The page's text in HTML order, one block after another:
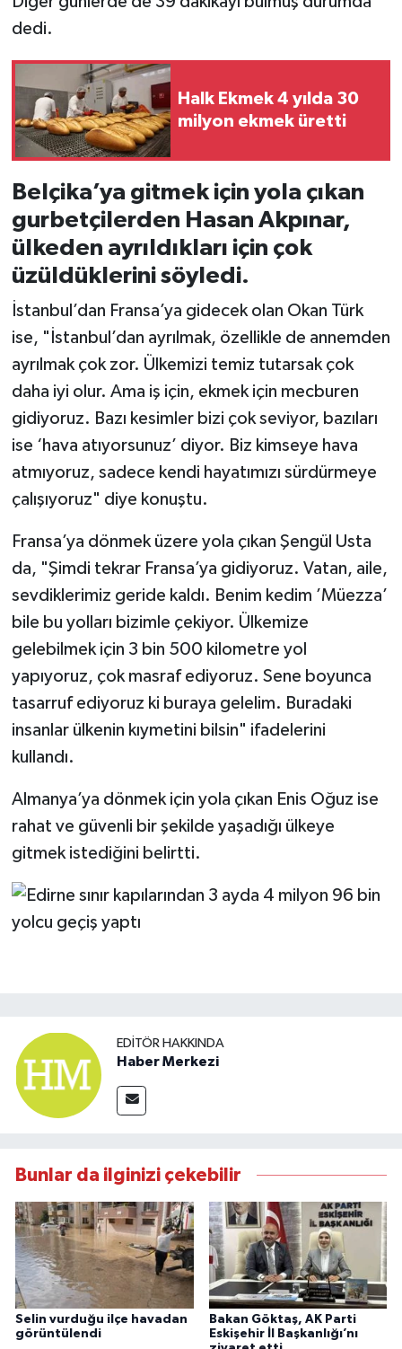
dedi.
Halk Ekmek 4 yılda 30
milyon ekmek üretti
Belçika’ya gitmek için yola çıkan
gurbetçilerden Hasan Akpınar,
ülkeden ayrıldıkları için çok
üzüldüklerini söyledi.
İstanbul’dan Fransa’ya gidecek olan Okan Türk
ise, "İstanbul’dan ayrılmak, özellikle de annemden
ayrılmak çok zor. Ülkemizi temiz tutarsak çok
daha iyi olur. Ama iş için, ekmek için mecburen
gidiyoruz. Bazı kesimler bizi çok seviyor, bazıları
ise ‘hava atıyorsunuz’ diyor. Biz kimseye hava
atmıyoruz, sadece kendi hayatımızı sürdürmeye
çalışıyoruz" diye konuştu.
Fransa’ya dönmek üzere yola çıkan Şengül Usta
da, "Şimdi tekrar Fransa’ya gidiyoruz. Vatan, aile,
sevdiklerimiz geride kaldı. Benim kedim ’Müezza’
bile bu yolları bizimle çekiyor. Ülkemize
gelebilmek için 3 bin 500 kilometre yol
yapıyoruz, çok masraf ediyoruz. Sene boyunca
tasarruf ediyoruz ki buraya gelelim. Buradaki
insanlar ülkenin kıymetini bilsin" ifadelerini
kullandı.
Almanya’ya dönmek için yola çıkan Enis Oğuz ise
rahat ve güvenli bir şekilde yaşadığı ülkeye
gitmek istediğini belirtti.
EDITÖR HAKKINDA
Haber Merkezi
Bunlar da ilginizi çekebilir
Selin vurduğu ilçe havadan
görüntülendi
Bakan Göktaş, AK Parti
Eskişehir İl Başkanlığı’nı